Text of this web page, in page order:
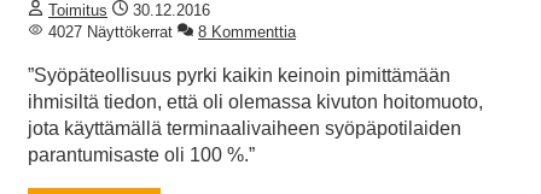
Toimitus
30.12.2016
4027 Näyttökerrat
8 Kommenttia
”Syöpäteollisuus pyrki kaikin keinoin pimittämään
ihmisiltä tiedon, että oli olemassa kivuton hoitomuoto,
jota käyttämällä terminaalivaiheen syöpäpotilaiden
parantumisaste oli 100 %.”